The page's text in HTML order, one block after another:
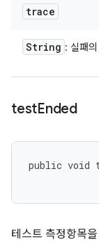
trace
String : 실패
testEnded
public void
테스트 측정항목